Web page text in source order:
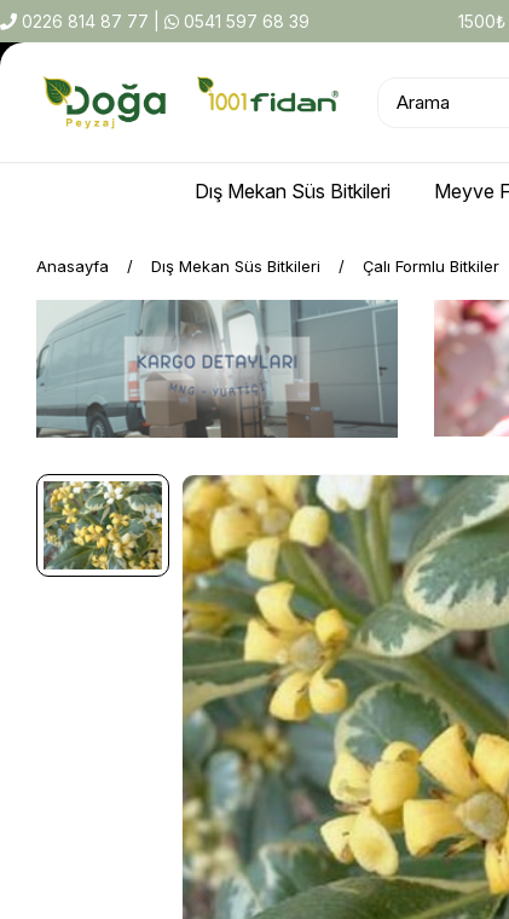
0226 814 87 77 0541 597 68 39 1500₺
Dış Mekan Süs Bitkileri Meyve
Anasayfa Dış Mekan Süs Bitkileri Çalı Formlu Bitkiler